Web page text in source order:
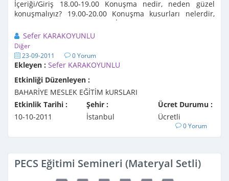
İçeriği/Giriş 18.00-19.00 Konuşma nedir, neden güzel
konuşmalıyız? 19.00-20.00 Konuşma kusurları nelerdir,
başarılı konuşma yöntemleri, İstanbul Türkçesi'ne ...
Sefer KARAKOYUNLU
Diğer
23-09-2011 0 Yorum
Ekleyen : Sefer KARAKOYUNLU
Etkinliği Düzenleyen :
BAHARİYE MESLEK EĞİTİM kURSLARI
Etkinlik Tarihi :
10-10-2011
Şehir :
İstanbul
Ücret Durumu :
Ücretli
0 Yorum
PECS Eğitimi Semineri (Materyal Setli)